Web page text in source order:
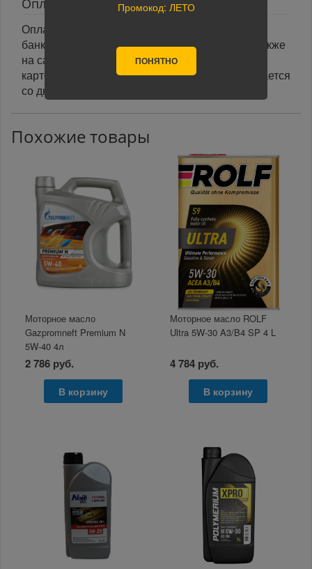
Оплата заказа осуществляется наличными или
банковской картой курьеру при получении, а также
на сайте при оформлении заказа. При оплате
картой на сайте указанный срок доставки считается
со дня поступления оплаты.
Похожие товары
Моторное масло
Gazpromneft Premium N
5W-40 4л
2 786 руб.
В корзину
Моторное масло ROLF
Ultra 5W-30 A3/B4 SP 4 L
4 784 руб.
В корзину
Промокод: ЛЕТО
ПОНЯТНО